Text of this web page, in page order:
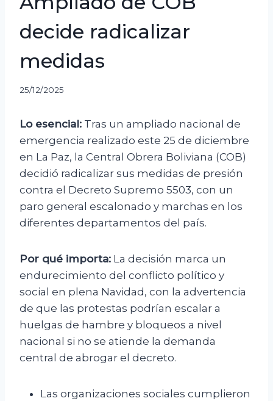
decide radicalizar
medidas
25/12/2025
Lo esencial: Tras un ampliado nacional de
emergencia realizado este 25 de diciembre
en La Paz, la Central Obrera Boliviana (COB)
decidió radicalizar sus medidas de presión
contra el Decreto Supremo 5503, con un
paro general escalonado y marchas en los
diferentes departamentos del país.
Por qué importa: La decisión marca un
endurecimiento del conflicto político y
social en plena Navidad, con la advertencia
de que las protestas podrían escalar a
huelgas de hambre y bloqueos a nivel
nacional si no se atiende la demanda
central de abrogar el decreto.
Las organizaciones sociales cumplieron